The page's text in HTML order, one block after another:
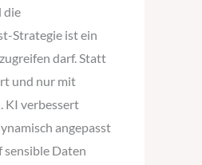
die
Strategie ist ein
darf. Statt
und nur mit
KI verbessert
angepasst
Daten